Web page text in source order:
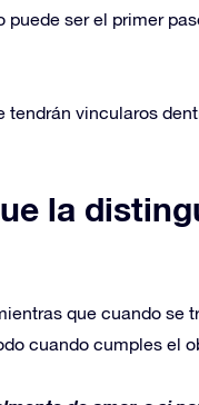
ser el primer
tendrán vincularos
la
que cuando se
cuando cumples el